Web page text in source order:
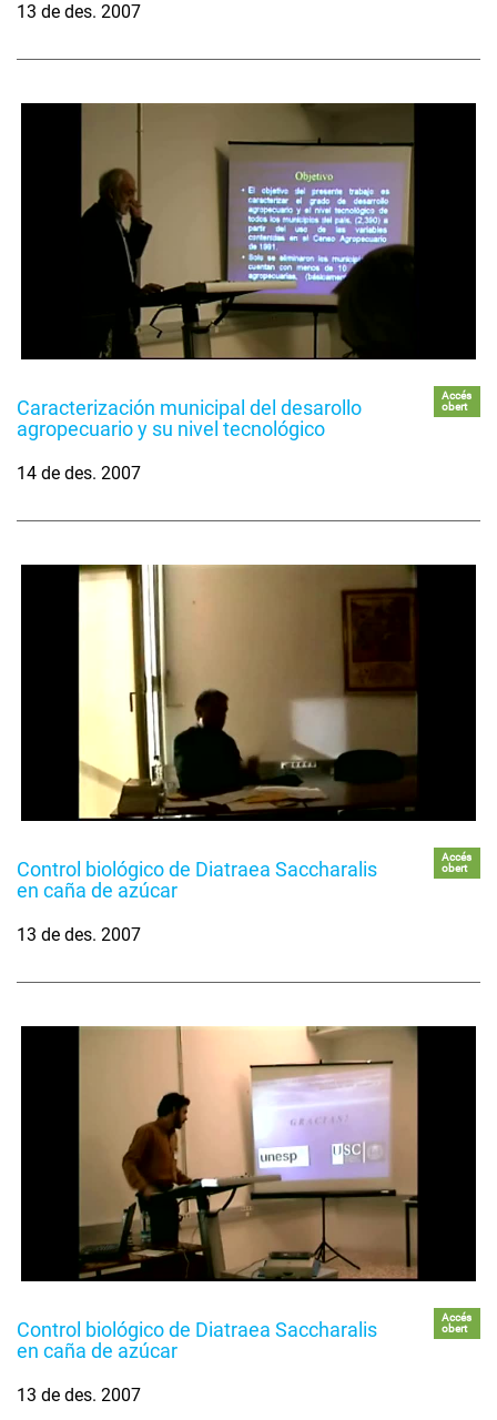
13 de des. 2007
Caracterización municipal del desarollo
agropecuario y su nivel tecnológico
Accés
obert
14 de des. 2007
Control biológico de Diatraea Saccharalis
en caña de azúcar
Accés
obert
13 de des. 2007
Control biológico de Diatraea Saccharalis
en caña de azúcar
Accés
obert
13 de des. 2007